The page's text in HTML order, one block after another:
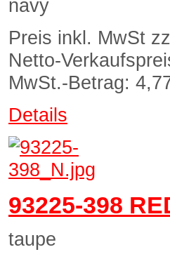
navy
Preis inkl. MwSt
Netto-
MwSt.-Betrag:
Details
93225-398
taupe